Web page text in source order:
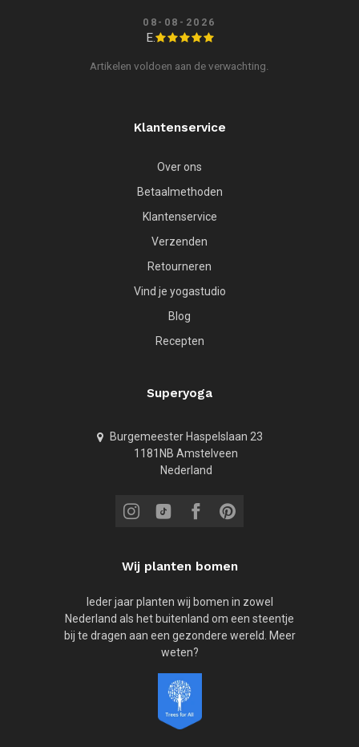
08-08-2026
E.
Artikelen voldoen aan de verwachting.
Klantenservice
Over ons
Betaalmethoden
Klantenservice
Verzenden
Retourneren
Vind je yogastudio
Blog
Recepten
Superyoga
Burgemeester Haspelslaan 23
1181NB Amstelveen
Nederland
Wij planten bomen
Ieder jaar planten wij bomen in zowel
Nederland als het buitenland om een steentje
bij te dragen aan een gezondere wereld. Meer
weten?